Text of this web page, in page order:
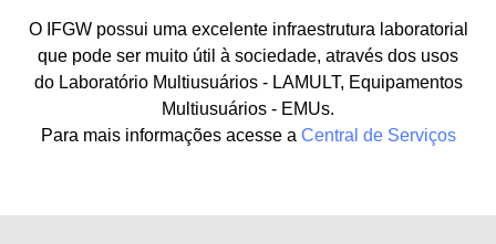
O IFGW possui uma excelente infraestrutura laboratorial
que pode ser muito útil à sociedade, através dos usos
do Laboratório Multiusuários - LAMULT, Equipamentos
Multiusuários - EMUs.
Para mais informações acesse a Central de Serviços